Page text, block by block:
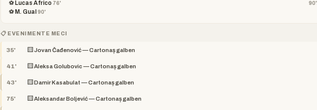
⚽ Lucas Africo 76'
⚽ M. Gual 90'
90'
📋 EVENIMENTE MECI
35' 🟨 Jovan Čađenović — Cartonaș galben
41' 🟨 Aleksa Golubovic — Cartonaș galben
43' 🟨 Damir Kasabulat — Cartonaș galben
75' 🟨 Aleksandar Boljević — Cartonaș galben